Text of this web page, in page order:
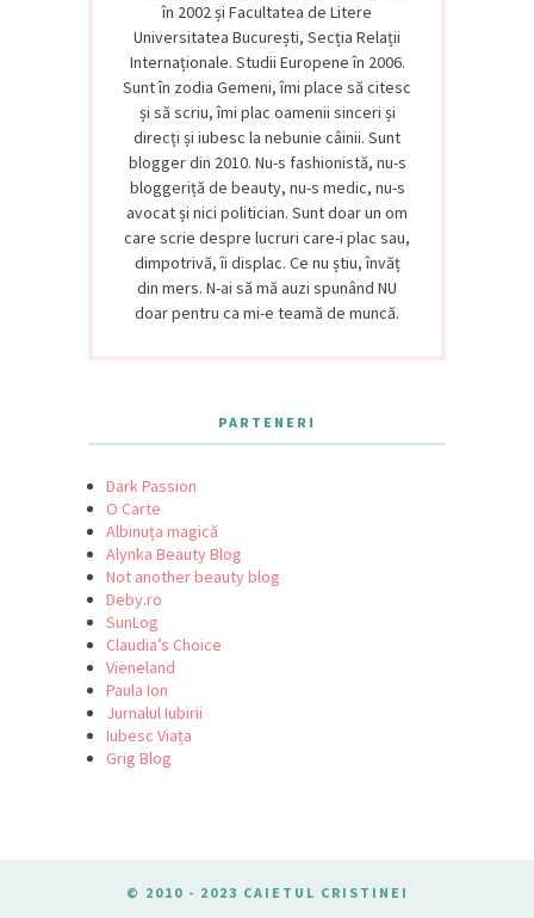
în 2002 și Facultatea de Litere
Universitatea București, Secția Relații
Internaționale. Studii Europene în 2006.
Sunt în zodia Gemeni, îmi place să citesc
și să scriu, îmi plac oamenii sinceri și
direcți și iubesc la nebunie câinii. Sunt
blogger din 2010. Nu-s fashionistă, nu-s
bloggeriță de beauty, nu-s medic, nu-s
avocat și nici politician. Sunt doar un om
care scrie despre lucruri care-i plac sau,
dimpotrivă, îi displac. Ce nu știu, învăț
din mers. N-ai să mă auzi spunând NU
doar pentru ca mi-e teamă de muncă.
PARTENERI
Dark Passion
O Carte
Albinuța magică
Alynka Beauty Blog
Not another beauty blog
Deby.ro
SunLog
Claudia’s Choice
Vieneland
Paula Ion
Jurnalul Iubirii
Iubesc Viața
Grig Blog
© 2010 - 2023 CAIETUL CRISTINEI